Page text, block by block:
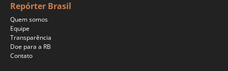
Repórter Brasil
Quem somos
Equipe
Transparência
Doe para a RB
Contato